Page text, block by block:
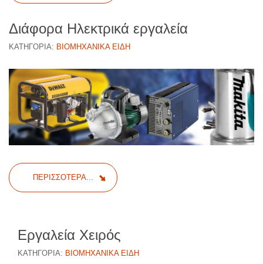
Διάφορα Ηλεκτρικά εργαλεία
ΚΑΤΗΓΟΡΊΑ: ΒΙΟΜΗΧΑΝΙΚΆ ΕΊΔΗ
ΠΕΡΙΣΣΌΤΕΡΑ...
Εργαλεία Χειρός
ΚΑΤΗΓΟΡΊΑ: ΒΙΟΜΗΧΑΝΙΚΆ ΕΊΔΗ